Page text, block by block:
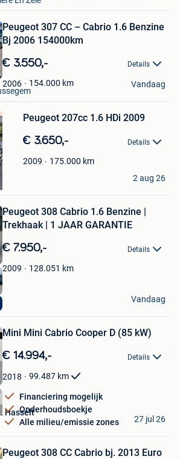
Peugeot 307 CC – Cabrio 1.6 Benzine
Bj 2006 154000km
€ 3.550,- Details
2006 154.000 km Vandaag
Peugeot 207cc 1.6 HDi 2009
€ 3.650,- Details
2009 175.000 km
2 aug 26
Peugeot 308 Cabrio 1.6 Benzine |
Trekhaak | 1 JAAR GARANTIE
€ 7.950,- Details
2009 128.051 km
Vandaag
Mini Mini Cabrio Cooper D (85 kW)
€ 14.994,- Details
2018 99.487 km
Financiering mogelijk
Onderhoudsboekje
Alle milieu/emissie zones
Hasselt
27 jul 26
Peugeot 308 CC Cabrio bj. 2013 Euro